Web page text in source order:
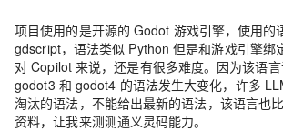
项目使用的是开源的 Godot 游戏引擎，使用的
gdscript，语法类似 Python 但是和游戏引擎绑
对 Copilot 来说，还是有很多难度。因为该语言
godot3 和 godot4 的语法发生大变化，许多
淘汰的语法，不能给出最新的语法，该语言也
资料，让我来测测通义灵码能力。